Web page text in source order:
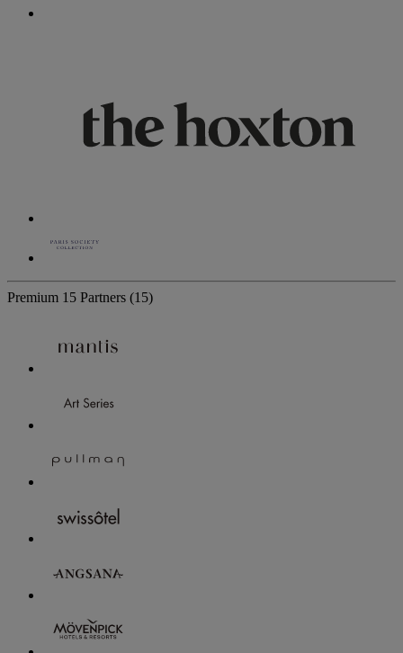
Premium 15 Partners (15)